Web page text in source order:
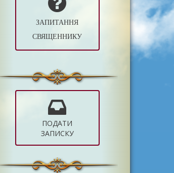
ЗАПИТАННЯ
СВЯЩЕННИКУ
ПОДАТИ
ЗАПИСКУ